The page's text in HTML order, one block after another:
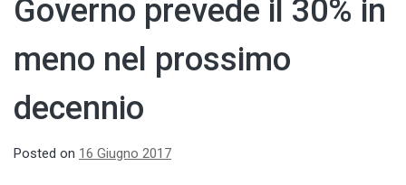
Governo prevede il 30% in
meno nel prossimo
decennio
Posted on 16 Giugno 2017